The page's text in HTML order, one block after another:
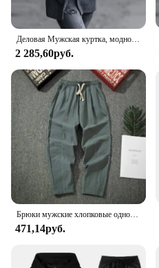
Деловая Мужская куртка, модное индивидуальное повседневное пальто, уличная одежда, красивая, для торжественных случаев, Мужская зимняя одежда на осень
2 285,60руб.
Брюки мужские хлопковые однотонные, повседневные длинные штаны, дышащие прямые брюки-султанки с кулиской, мешковатые штаны, уличная одежда
471,14руб.